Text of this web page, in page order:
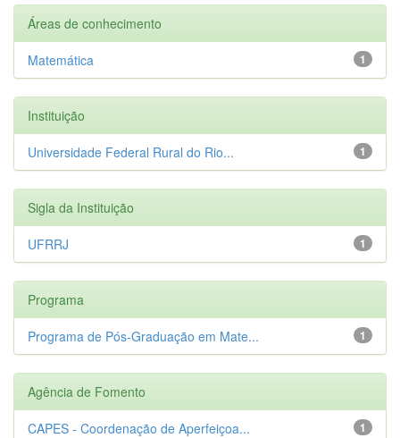
Áreas de conhecimento
1
Matemática
Instituição
1
Universidade Federal Rural do Rio...
Sigla da Instituição
1
UFRRJ
Programa
1
Programa de Pós-Graduação em Mate...
Agência de Fomento
1
CAPES - Coordenação de Aperfeiçoa...